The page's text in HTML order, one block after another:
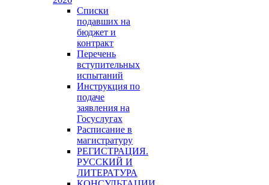
Списки
подавших на
бюджет и
контракт
Перечень
вступительных
испытаний
Инструкция по
подаче
заявления на
Госуслугах
Расписание в
магистратуру
РЕГИСТРАЦИЯ.
РУССКИЙ И
ЛИТЕРАТУРА